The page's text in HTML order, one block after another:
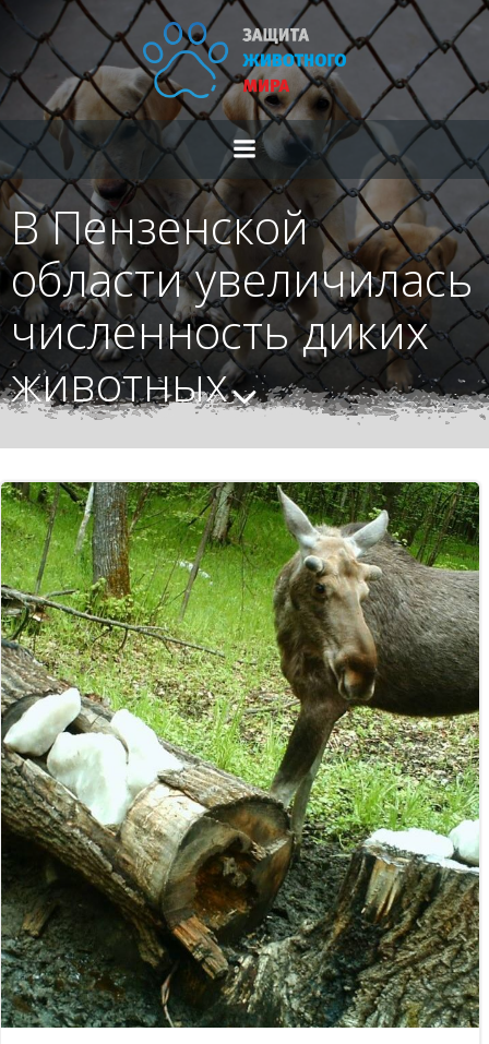
Перейти
к
содержимому
В Пензенской
области увеличилась
численность диких
животных